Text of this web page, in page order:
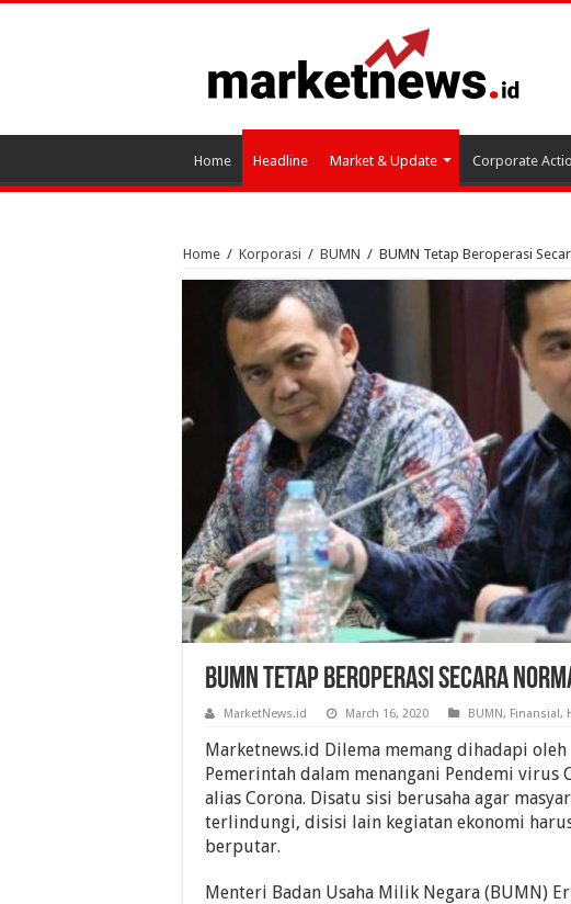
Home Headline Market & Update Corporate
Home / Korporasi / BUMN / BUMN Tetap Beroperasi
BUMN Tetap Beroperasi Secara
MarketNews.id March 16, 2020 BUMN, Finansial,
Marketnews.id Dilema memang dihadapi oleh
Pemerintah dalam menangani Pendemi virus
alias Corona. Disatu sisi berusaha agar
terlindungi, disisi lain kegiatan ekonomi
berputar.
Menteri Badan Usaha Milik Negara (BUMN)